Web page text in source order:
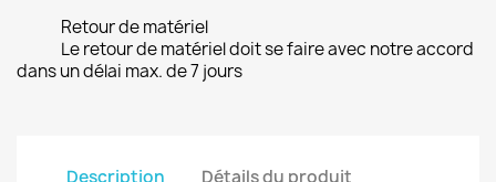
Retour de matériel
Le retour de matériel doit se faire avec notre accord
dans un délai max. de 7 jours
Description Détails du produit